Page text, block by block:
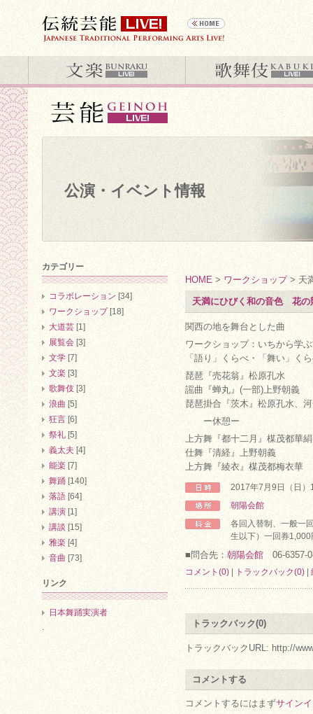
公演・イベント情報
HOME > ワークショップ> 天
天満にひびく和の音色 花の
関西の地を舞台とした曲
ワークショップ：いちから学
「語り」くらべ・「舞い」く
琵琶『売花翁』松原孔水
謡曲『蝉丸』(一部)上野朝義
琵琶掛合『茨木』松原孔水、
ー休憩ー
上方舞『都十二月』楳茂都華絹
仕舞『清経』上野朝義
上方舞『綾衣』楳茂都梅衣華
2017年7月9日（日）
朝陽会館
各回入替制、一般一
生以下）一回券1,000
■問合先： 朝陽会館 06-6357-
コメント(0) トラックバック(0)
トラックバック(0)
トラックバックURL: http://
コメントする
コメントするにはまずサイン
カテゴリー
コラボレーション [34]
ワークショップ[18]
大道芸 [1]
展覧会 [3]
文学 [7]
文楽 [3]
歌舞伎 [3]
浪曲 [5]
狂言 [6]
祭礼 [5]
義太夫 [4]
能楽 [7]
舞踊 [140]
落語 [64]
講演 [1]
講談 [15]
雅楽 [4]
音曲 [73]
リンク
日本舞踊実演者
.